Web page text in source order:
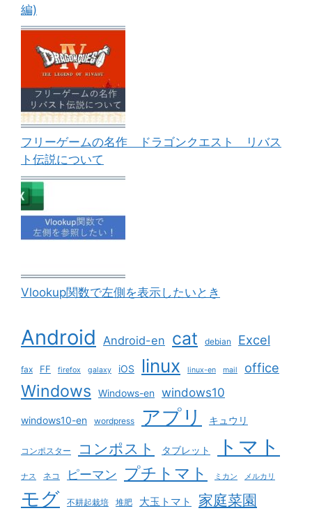
編)
フリーゲームの名作 ドラゴンクエスト リバス
ト伝説について
Vlookup関数で左側を表示したいとき
Android Android-en cat debian Excel
fax FF firefox galaxy iOS linux linux-en mail office
Windows Windows-en windows10
windows10-en wordpress アプリ キュウリ
コンポスター コンポスト タブレット トマト
ナス ネコ ピーマン プチトマト ミカン メルカリ
モグ 不耕起栽培 堆肥 大玉トマト 家庭菜園